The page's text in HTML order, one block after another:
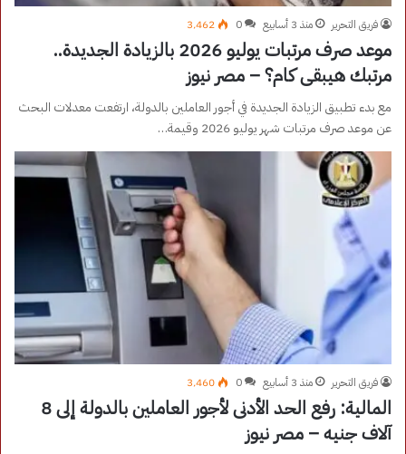
فريق التحرير منذ 3 أسابيع 0 3٬462
موعد صرف مرتبات يوليو 2026 بالزيادة الجديدة..
مرتبك هيبقى كام؟ – مصر نيوز
مع بدء تطبيق الزيادة الجديدة في أجور العاملين بالدولة، ارتفعت معدلات البحث
عن موعد صرف مرتبات شهر يوليو 2026 وقيمة…
فريق التحرير منذ 3 أسابيع 0 3٬460
المالية: رفع الحد الأدنى لأجور العاملين بالدولة إلى 8
آلاف جنيه – مصر نيوز